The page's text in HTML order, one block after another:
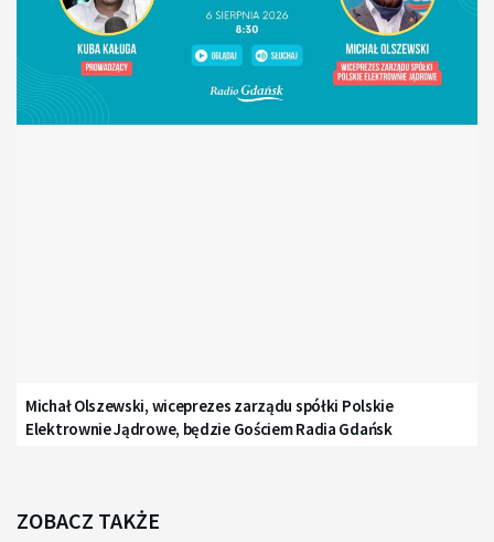
Michał Olszewski, wiceprezes zarządu spółki Polskie
Elektrownie Jądrowe, będzie Gościem Radia Gdańsk
ZOBACZ TAKŻE